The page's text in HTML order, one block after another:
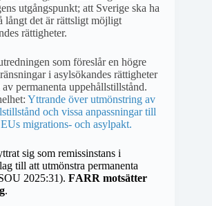
utgångspunkt; att Sverige ska ha
långt det är rättsligt möjligt
rättigheter.
som föreslår en högre
i asylsökandes rättigheter
permanenta uppehållstillstånd.
Yttrande över utmönstring av
och vissa anpassningar till
migrations- och asylpakt.
sig som remissinstans i
till att utmönstra permanenta
2025:31). FARR motsätter
.